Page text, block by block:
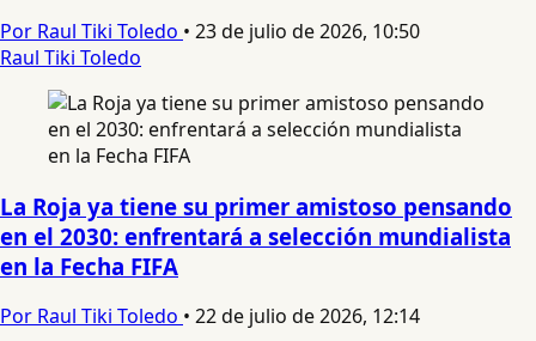
Por Raul Tiki Toledo • 23 de julio de 2026, 10:50
Raul Tiki Toledo
La Roja ya tiene su primer amistoso pensando
en el 2030: enfrentará a selección mundialista
en la Fecha FIFA
Por Raul Tiki Toledo • 22 de julio de 2026, 12:14